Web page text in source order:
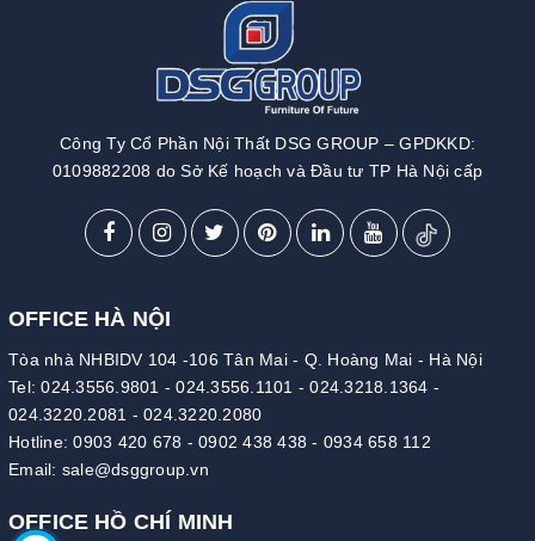
Công Ty Cổ Phần Nội Thất DSG GROUP – GPDKKD:
0109882208 do Sở Kế hoạch và Đầu tư TP Hà Nội cấp
OFFICE HÀ NỘI
Tòa nhà NHBIDV 104 -106 Tân Mai - Q. Hoàng Mai - Hà Nội
Tel:024.3556.9801 -024.3556.1101 -024.3218.1364 -
024.3220.2081 - 024.3220.2080
Hotline:0903 420 678 - 0902 438 438 - 0934 658 112
Email: sale@dsggroup.vn
OFFICE HỒ CHÍ MINH